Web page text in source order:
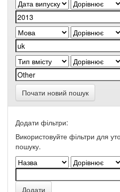
Почати новий пошук
Додати фільтри:
Використовуйте фільтри для
пошуку.